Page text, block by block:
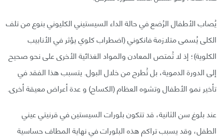
يُصاب الأطفال الرُضع في حالة الداء السيستيني الكليوني بنوع من تلف
الكلى يُسمى متلازمة فانكوني (اضطراب كلوي يؤثر في الأنابيب
الكلوية)؛ إذ لا تُمتص المعادن والمواد الغذائية الأخرى على نحو صحيح
إلى الدورة الدموية، بل تُطرح من خلال البول. يتسبب هذا الفقد في
تأخير نمو الأطفال وتشوه العظام (الكساح) و عدة أعراض معيقة أخرى.
عند بلوغ سن الثانية، قد تتكون بلورات السيستين في قرنيتي عيني
الطفل، وقد يسبب تراكم هذه البلورات في نهاية المطاف حساسية